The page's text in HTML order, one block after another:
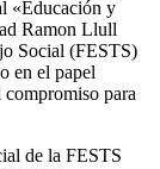
«Educación y
Ramon Llull
Social (FESTS)
en el papel
para
de la FESTS